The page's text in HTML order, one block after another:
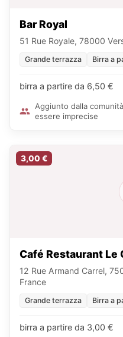
Bar Royal
51 Rue Royale, 78000
Grande terrazza Birra a
birra a partire da 6,50 €
Aggiunto dalla
essere imprecise
3,00 €
Café Restaurant Le
12 Rue Armand Carrel,
France
Grande terrazza Birra a
birra a partire da 3,00 €